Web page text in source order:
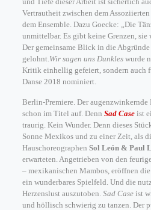
Vertrautheit zwischen dem
dem Ensemble. Dazu Goecke: „Die
unmittelbar. Es gibt keine Grenzen, sie
Der gemeinsame Blick in die Abgründe
gelohnt.Wir sagen uns Dunkles wurde
Kritik einhellig gefeiert, sondern auch
Danse 2018 nominiert.
Berlin-Premiere. Der augenzwinkernde
schon im Titel auf. Denn Sad Caseist
traurig. Kein Wunder. Denn dieses
Sonne Mexikos und zu einer Zeit, als
Hauschoreographen Sol León & Paul
erwarteten. Angetrieben von den
– mexikanischen Mambos, eröffnen
ein wunderbares Spielfeld. Und die
Herzenslust auszutoben. Sad Caseist
und höllisch schwierig zu tanzen. Der